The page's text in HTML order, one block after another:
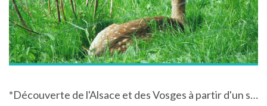
*Découverte de l'Alsace et des Vosges à partir d'un site montagnard d'exception*